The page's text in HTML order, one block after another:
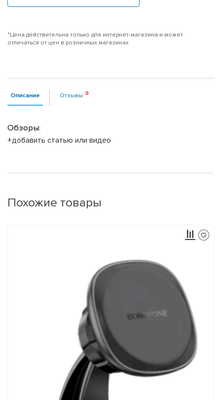
*Цена действительна только для интернет-магазина и может
отличаться от цен в розничных магазинах
Описание Отзывы
Обзоры:
+добавить статью или видео
Похожие товары